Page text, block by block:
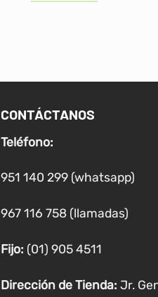
variantes.
opciones
se
pueden
elegir
en
página
producto
CONTÁCTANOS
Teléfono:
951 140 299 (whatsapp)
967 116 758 (llamadas)
Fijo: (01) 905 4511
Dirección de Tienda: Jr.